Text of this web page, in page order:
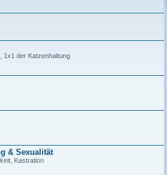
1x1 der Katzenhaltung
& Sexualität
Kastration